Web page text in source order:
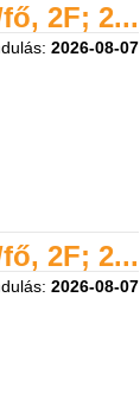
2F; 2...
2026-08-07
2F; 2...
2026-08-07